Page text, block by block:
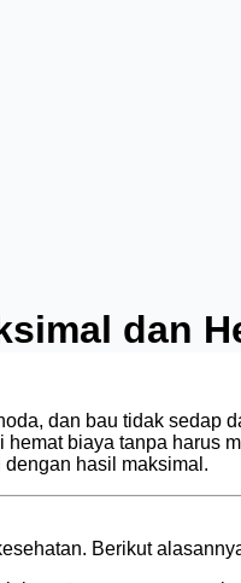
dan
dan bau tidak sedap
biaya tanpa harus
hasil maksimal.
Berikut